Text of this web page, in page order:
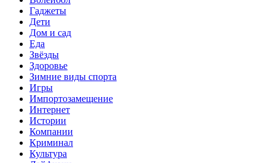
Гаджеты
Дети
Дом и сад
Еда
Звёзды
Здоровье
Зимние виды спорта
Игры
Импортозамещение
Интернет
Истории
Компании
Криминал
Культура